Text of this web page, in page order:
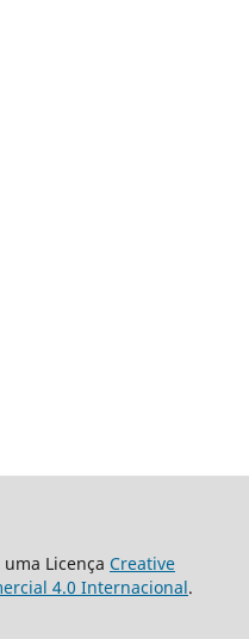
Licença Creative
4.0 Internacional.